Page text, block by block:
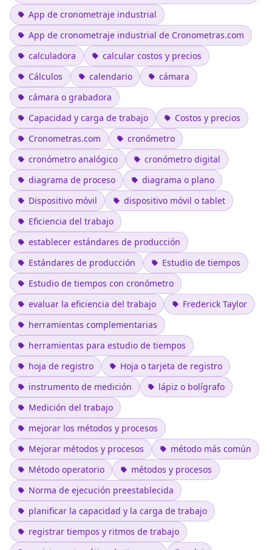
App de cronometraje industrial
App de cronometraje industrial de Cronometras.com
calculadora
calcular costos y precios
Cálculos
calendario
cámara
cámara o grabadora
Capacidad y carga de trabajo
Costos y precios
Cronometras.com
cronómetro
cronómetro analógico
cronómetro digital
diagrama de proceso
diagrama o plano
Dispositivo móvil
dispositivo móvil o tablet
Eficiencia del trabajo
establecer estándares de producción
Estándares de producción
Estudio de tiempos
Estudio de tiempos con cronómetro
evaluar la eficiencia del trabajo
Frederick Taylor
herramientas complementarias
herramientas para estudio de tiempos
hoja de registro
Hoja o tarjeta de registro
instrumento de medición
lápiz o bolígrafo
Medición del trabajo
mejorar los métodos y procesos
Mejorar métodos y procesos
método más común
Método operatorio
métodos y procesos
Norma de ejecución preestablecida
planificar la capacidad y la carga de trabajo
registrar tiempos y ritmos de trabajo